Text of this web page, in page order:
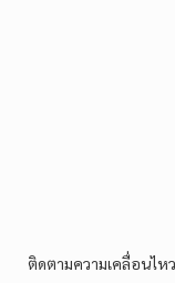
ติดตามความเคลื่อนไห